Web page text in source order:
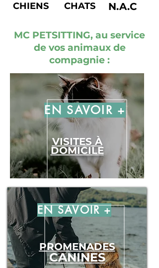
CHIENS CHATS N.A.C
MC PETSITTING, au service
de vos animaux de
compagnie :
EN SAVOIR +
VISITES À
DOMICILE
EN SAVOIR +
PROMENADES
CANINES